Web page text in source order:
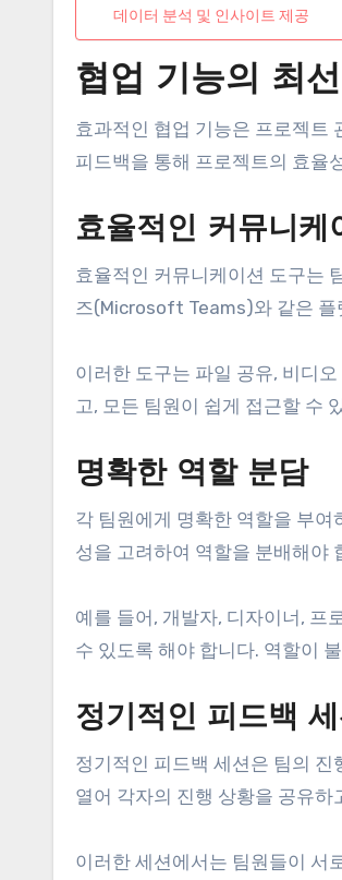
데이터 분석 및 인사이트 제공
협업 기능의 최
효과적인 협업 기능은 프로젝트
피드백을 통해 프로젝트의 효율
효율적인 커뮤니케
효율적인 커뮤니케이션 도구는
즈(Microsoft Teams)와 같은 플
이러한 도구는 파일 공유, 비디
고, 모든 팀원이 쉽게 접근할 수
명확한 역할 분담
각 팀원에게 명확한 역할을 부
성을 고려하여 역할을 분배해야
예를 들어, 개발자, 디자이너, 프
수 있도록 해야 합니다. 역할이
정기적인 피드백
정기적인 피드백 세션은 팀의
열어 각자의 진행 상황을 공유
이러한 세션에서는 팀원들이 서